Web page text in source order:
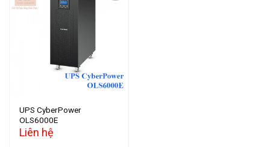
UPS CyberPower
OLS6000E
Liên hệ